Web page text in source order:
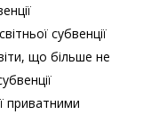
субвенції
що більше не
приватними